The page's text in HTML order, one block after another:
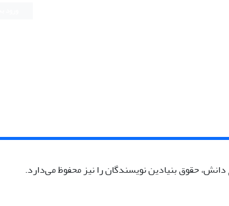
حقوق بنیادین نویسندگان را نیز محفوظ می‌دارد.